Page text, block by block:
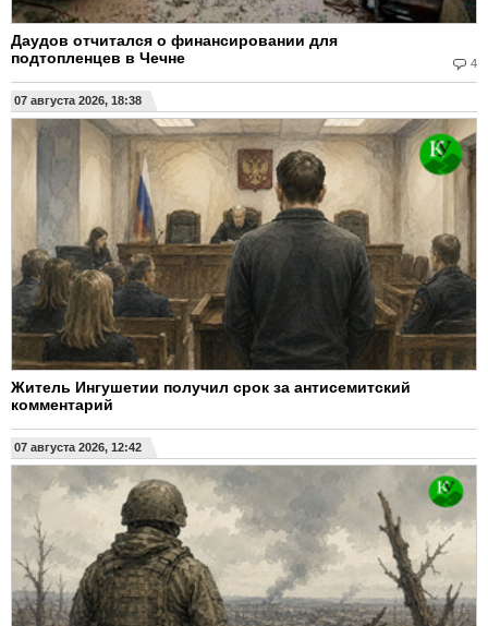
4
Даудов отчитался о финансировании для
подтопленцев в Чечне
07 августа 2026, 18:38
Житель Ингушетии получил срок за антисемитский
комментарий
07 августа 2026, 12:42